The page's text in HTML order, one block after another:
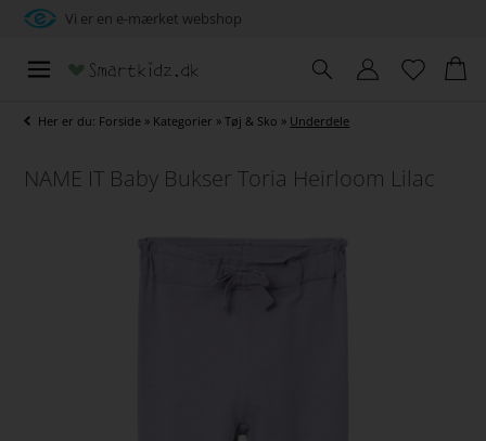
Vi er en e-mærket webshop
Her er du: Forside » Kategorier »Tøj & Sko » Underdele
NAME IT Baby Bukser Toria Heirloom Lilac